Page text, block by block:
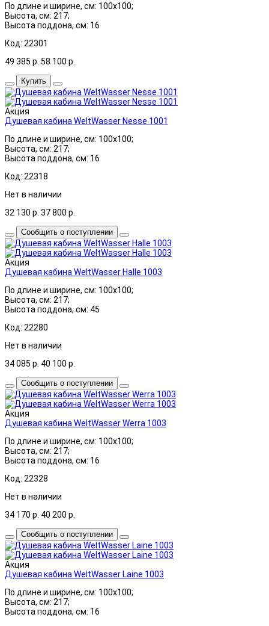
По длине и ширине, см: 100x100;
Высота, см: 217;
Высота поддона, см: 16
Код: 22301
49 385 р. 58 100 р.
Купить
Акция
Душевая кабина WeltWasser Nesse 1001
По длине и ширине, см: 100x100;
Высота, см: 217;
Высота поддона, см: 16
Код: 22318
Нет в наличии
32 130 р. 37 800 р.
Сообщить о поступлении
Акция
Душевая кабина WeltWasser Halle 1003
По длине и ширине, см: 100x100;
Высота, см: 217;
Высота поддона, см: 45
Код: 22280
Нет в наличии
34 085 р. 40 100 р.
Сообщить о поступлении
Акция
Душевая кабина WeltWasser Werra 1003
По длине и ширине, см: 100x100;
Высота, см: 217;
Высота поддона, см: 16
Код: 22328
Нет в наличии
34 170 р. 40 200 р.
Сообщить о поступлении
Акция
Душевая кабина WeltWasser Laine 1003
По длине и ширине, см: 100x100;
Высота, см: 217;
Высота поддона, см: 16